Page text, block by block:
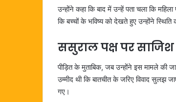
उन्होंने कहा कि बाद में उन्हें पता चला कि
कि बच्चों के भविष्य को देखते हुए उन्होंने
ससुराल पक्ष पर
पीड़ित के मुताबिक, जब उन्होंने इस मामले की
उम्मीद थी कि बातचीत के जरिए विवाद
गए।